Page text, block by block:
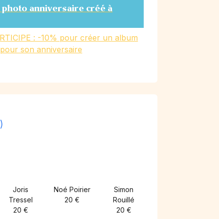
photo anniversaire créé à
: -10% pour créer un album
son anniversaire
Joris
Tressel
20 €
Noé Poirier
20 €
Simon
Rouillé
20 €